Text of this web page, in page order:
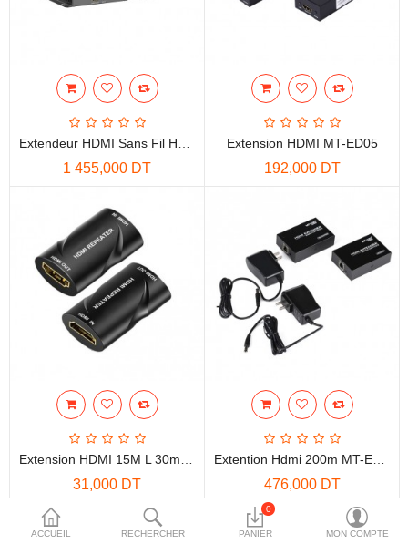
Régulateur de tension
Instrument de mesure
Informatique
More Categories
Comparer
Liste de souhaits
Devise
ACCUEIL RECHERCHER
0
PANIER MON COMPTE
1 455,000 DT
Extension HDMI MT-ED05
192,000 DT
31,000 DT 476,000 DT